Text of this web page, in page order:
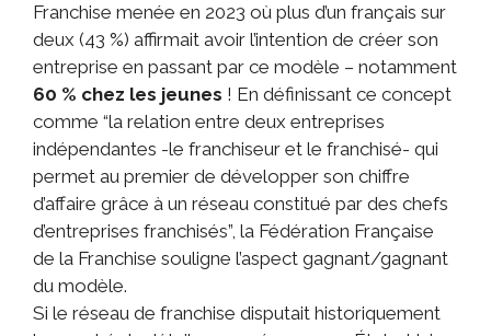
Franchise menée en 2023 où plus d’un français sur
deux (43 %) affirmait avoir l’intention de créer son
entreprise en passant par ce modèle – notamment
60 % chez les jeunes ! En définissant ce concept
comme “la relation entre deux entreprises
indépendantes -le franchiseur et le franchisé- qui
permet au premier de développer son chiffre
d’affaire grâce à un réseau constitué par des chefs
d’entreprises franchisés”, la Fédération Française
de la Franchise souligne l’aspect gagnant/gagnant
du modèle.
Si le réseau de franchise disputait historiquement